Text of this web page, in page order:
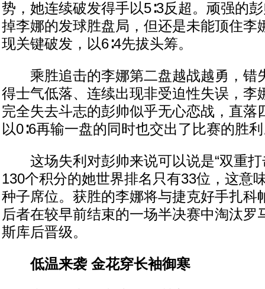
势，她连续破发得手以5∶3反超。顽强的
掉李娜的发球胜盘局，但还是未能顶住李
现关键破发，以6∶4先拔头筹。
乘胜追击的李娜第二盘越战越勇，错
得士气低落、连续出现非受迫性失误，李
完全失去斗志的彭帅似乎无心恋战，直落
以0∶6再输一盘的同时也交出了比赛的胜
这场失利对彭帅来说可以说是“双重打
130个积分的她世界排名只有33位，这意
种子席位。获胜的李娜将与捷克好手扎科
后者在较早前结束的一场半决赛中淘汰罗
斯库后晋级。
低温来袭 金花穿长袖御寒